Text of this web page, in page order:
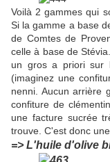
Voilà 2 gammes qui
Si la gamme a base
de Comtes de
celle à base de
un gros a priori sur
(imaginez une
nenni. Aucun arrière
confiture de
une facture sucrée
trouve. C'est donc
=> L'huile d'olive